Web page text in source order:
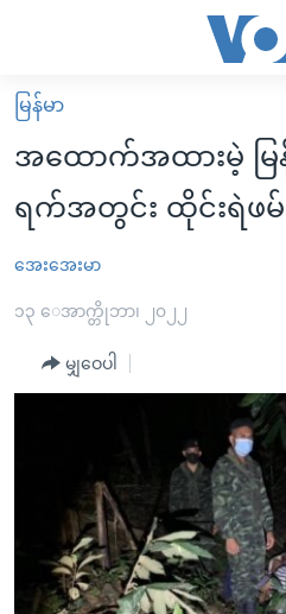
လွယ်ကူ
စေ
သည့်
Link
များ
ပင်မ
စာမျက်နှာ
မူလစာမျက်နှာ
မြန်မာ
ကမ္ဘာ့သတင်းများ
အစ္စရေး-ပါလက်စတိုင်း
အင်္ဂလိပ်စာလေ့လာမယ်
မကြေးမုံရဲ့ အင်္ဂလိပ်စာ
ရုပ်ရှင်ထဲက အင်္ဂလိပ်စာ
သုတပဒေသာ အင်္ဂလိပ်စာ
ရေဒီယိုနှင့်ရုပ်သံ အချက်အလက်မျ
ရေဒီယို/တီဗွီအစီအစဉ်
Learning English
မြန်မာ
အထောက်အထားမဲ့ မြန်
ရက်အတွင်း ထိုင်းရဲဖမ်
အေးအေးမာ
၁၃ ေအာက္တိုဘာ၊ ၂၀၂၂
မျှဝေပါ